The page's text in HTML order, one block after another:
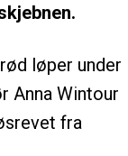
løper under
Anna Wintour
fra